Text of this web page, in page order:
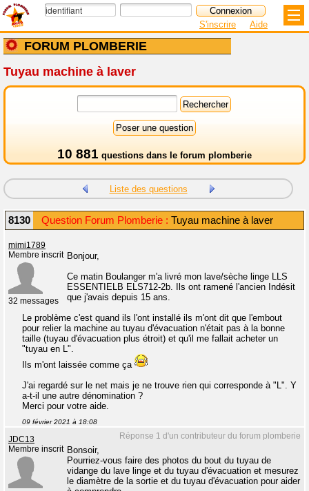
FORUM PLOMBERIE
S'inscrire Aide
Tuyau machine à laver
10 881 questions dans le forum plomberie
Liste des questions
8130 Question Forum Plomberie : Tuyau machine à laver
mimi1789
Membre inscrit
32 messages
Bonjour,
Ce matin Boulanger m'a livré mon lave/sèche linge LLS
ESSENTIELB ELS712-2b. Ils ont ramené l'ancien Indésit
que j'avais depuis 15 ans.
Le problème c'est quand ils l'ont installé ils m'ont dit que l'embout
pour relier la machine au tuyau d'évacuation n'était pas à la bonne
taille (tuyau d'évacuation plus étroit) et qu'il me fallait acheter un
"tuyau en L".
Ils m'ont laissée comme ça
J'ai regardé sur le net mais je ne trouve rien qui corresponde à "L". Y
a-t-il une autre dénomination ?
Merci pour votre aide.
09 février 2021 à 18:08
Réponse 1 d'un contributeur du forum plomberie
JDC13
Membre inscrit Bonsoir,
Pourriez-vous faire des photos du bout du tuyau de
vidange du lave linge et du tuyau d'évacuation et mesurez
le diamètre de la sortie et du tuyau d'évacuation pour aider